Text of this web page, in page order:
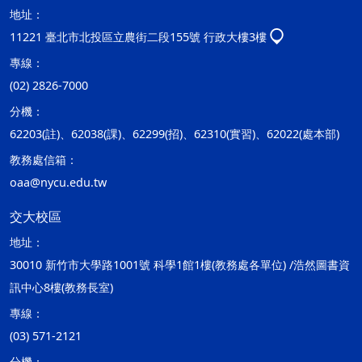
地址：
11221 臺北市北投區立農街二段155號 行政大樓3樓
專線：
(02) 2826-7000
分機：
62203(註)、62038(課)、62299(招)、62310(實習)、62022(處本部)
教務處信箱：
oaa@nycu.edu.tw
交大校區
地址：
30010 新竹市大學路1001號 科學1館1樓(教務處各單位) /浩然圖書資
訊中心8樓(教務長室)
專線：
(03) 571-2121